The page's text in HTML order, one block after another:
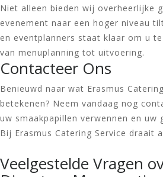
Niet alleen bieden wij overheerlijke
evenement naar een hoger niveau
en eventplanners staat klaar om u
van menuplanning tot uitvoering.
Contacteer Ons
Benieuwd naar wat Erasmus
betekenen? Neem vandaag nog
uw smaakpapillen verwennen en
Bij Erasmus Catering Service draait
Veelgestelde Vragen